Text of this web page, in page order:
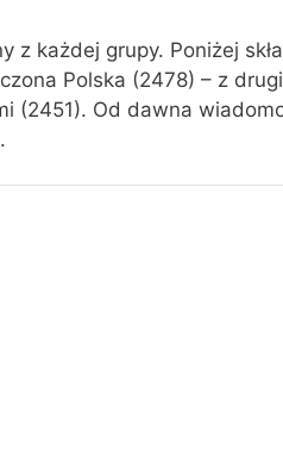
z każdej grupy. Poniżej
Polska (2478) – z
(2451). Od dawna